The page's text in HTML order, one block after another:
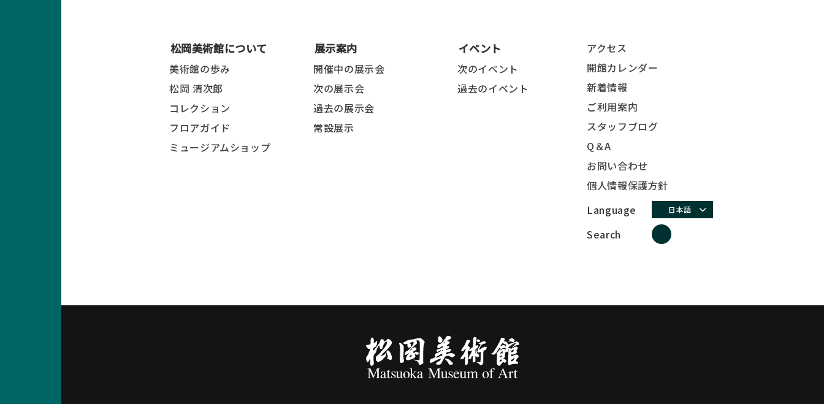
松岡美術館について
美術館の歩み
松岡 清次郎
コレクション
フロアガイド
ミュージアムショップ
展示案内
開催中の展示会
次の展示会
過去の展示会
常設展示
イベント
次のイベント
過去のイベント
アクセス
開館カレンダー
新着情報
ご利用案内
スタッフブログ
Q＆A
お問い合わせ
個人情報保護方針
Language
日本語
Search